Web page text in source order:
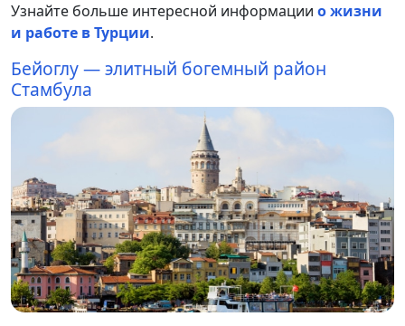
Узнайте больше интересной информации о жизни
и работе в Турции.
Бейоглу — элитный богемный район
Стамбула